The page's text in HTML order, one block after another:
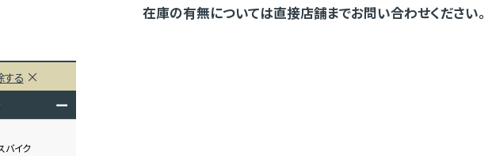
在庫の有無については直接店舗までお問い合わせください。
する
ー
バイク